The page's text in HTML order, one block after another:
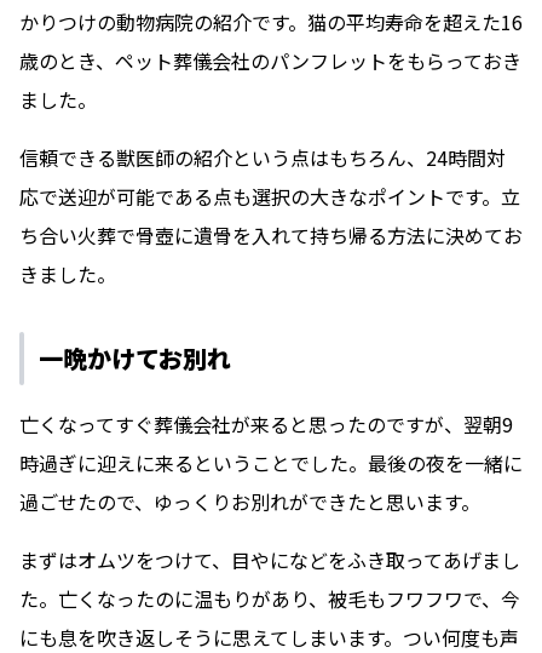
かりつけの動物病院の紹介です。猫の平均寿命を超えた16
歳のとき、ペット葬儀会社のパンフレットをもらっておき
ました。
信頼できる獣医師の紹介という点はもちろん、24時間対
応で送迎が可能である点も選択の大きなポイントです。立
ち合い火葬で骨壺に遺骨を入れて持ち帰る方法に決めてお
きました。
一晩かけてお別れ
亡くなってすぐ葬儀会社が来ると思ったのですが、翌朝9
時過ぎに迎えに来るということでした。最後の夜を一緒に
過ごせたので、ゆっくりお別れができたと思います。
まずはオムツをつけて、目やになどをふき取ってあげまし
た。亡くなったのに温もりがあり、被毛もフワフワで、今
にも息を吹き返しそうに思えてしまいます。つい何度も声